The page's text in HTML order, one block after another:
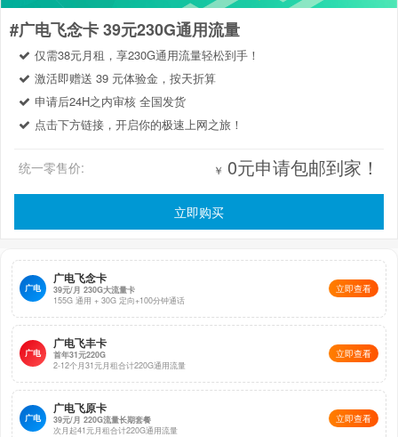
#广电飞念卡 39元230G通用流量
仅需38元月租，享230G通用流量轻松到手！
激活即赠送 39 元体验金，按天折算
申请后24H之内审核 全国发货
点击下方链接，开启你的极速上网之旅！
￥ 0元申请包邮到家！
统一零售价:
立即购买
广电
广电飞念卡
39元/月 230G大流量卡
155G 通用 + 30G 定向+100分钟通话
立即查看
广电
广电飞丰卡
首年31元220G
2-12个月31元月租合计220G通用流量
立即查看
广电
广电飞原卡
39元/月 220G流量长期套餐
次月起41元月租合计220G通用流量
立即查看